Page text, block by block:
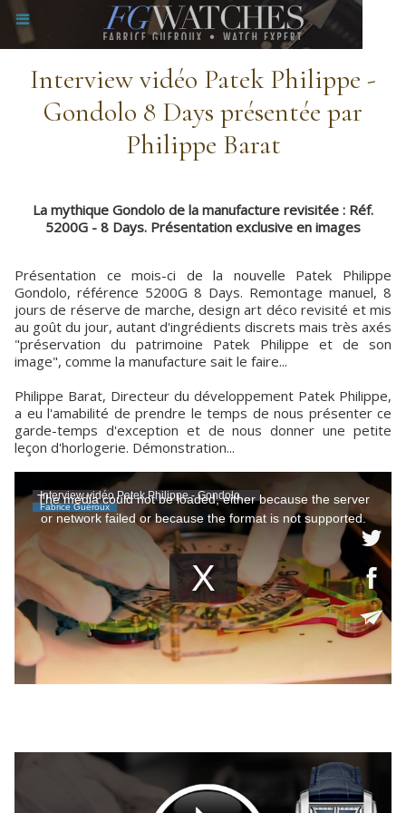
Interview vidéo Patek Philippe -
Gondolo 8 Days présentée par
Philippe Barat
La mythique Gondolo de la manufacture revisitée : Réf.
5200G - 8 Days. Présentation exclusive en images
Présentation ce mois-ci de la nouvelle Patek Philippe
Gondolo, référence 5200G 8 Days. Remontage manuel, 8
jours de réserve de marche, design art déco revisité et mis
au goût du jour, autant d'ingrédients discrets mais très axés
"préservation du patrimoine Patek Philippe et de son
image", comme la manufacture sait le faire...
Philippe Barat, Directeur du développement Patek Philippe,
a eu l'amabilité de prendre le temps de nous présenter ce
garde-temps d'exception et de nous donner une petite
leçon d'horlogerie. Démonstration...